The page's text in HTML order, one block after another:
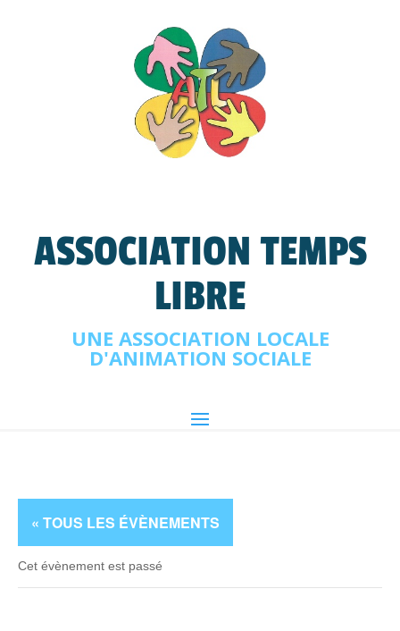
ASSOCIATION TEMPS
LIBRE
UNE ASSOCIATION LOCALE
D'ANIMATION SOCIALE
« TOUS LES ÉVÈNEMENTS
Cet évènement est passé